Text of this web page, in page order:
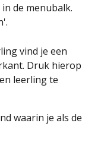
de menubalk.
vind je een
Druk hierop
leerling te
waarin je als de